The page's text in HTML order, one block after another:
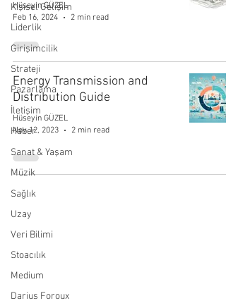
Kişisel Gelişim
Liderlik
Girişimcilik
Strateji
Pazarlama
İletişim
Haber
Sanat & Yaşam
Müzik
Sağlık
Uzay
Veri Bilimi
Stoacılık
Medium
Darius Foroux
Hüseyin GÜZEL
Feb 16, 2024
2 min read
Energy Transmission and
Distribution Guide
Hüseyin GÜZEL
Nov 12, 2023
2 min read